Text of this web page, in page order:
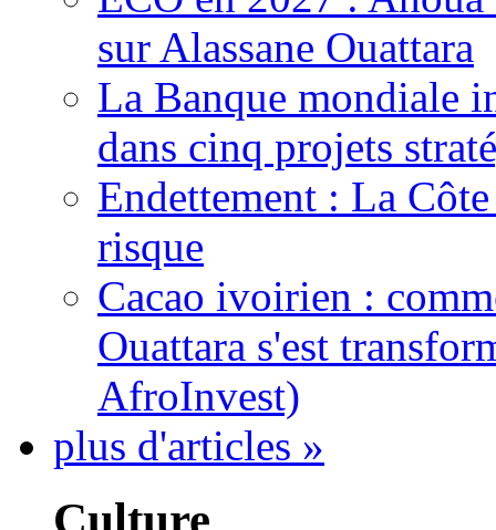
sur Alassane Ouattara
La Banque mondiale
dans cinq projets
Endettement : La
risque
Cacao ivoirien :
Ouattara s'est
AfroInvest)
plus d'articles »
Culture